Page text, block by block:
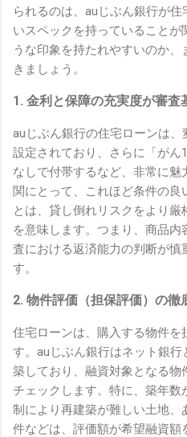
られるのは、auじぶん銀行が
いスペックを持っていることが
うな印象を持たれやすいのか
きましょう。
1. 金利と保障の充実度が審査
auじぶん銀行の住宅ローンは
設定されており、さらに「がん
なしで付帯するなど、非常に
関にとって、これほど条件の良
とは、貸し倒れリスクをより厳
を意味します。つまり、商品
査における返済能力の判断が
す。
2. 物件評価（担保評価）の徹
住宅ローンは、購入する物件を
す。auじぶん銀行はネット銀
築しており、融資対象となる物
チェックします。特に、築年数
制により再建築が難しい土地、
件などは、評価額が希望融資額